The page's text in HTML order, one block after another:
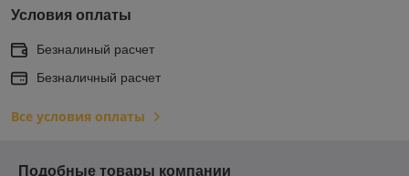
Условия оплаты
Безналиный расчет
Безналичный расчет
Все условия оплаты
Подобные товары компании